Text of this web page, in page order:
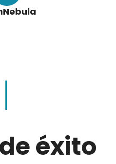
éxito